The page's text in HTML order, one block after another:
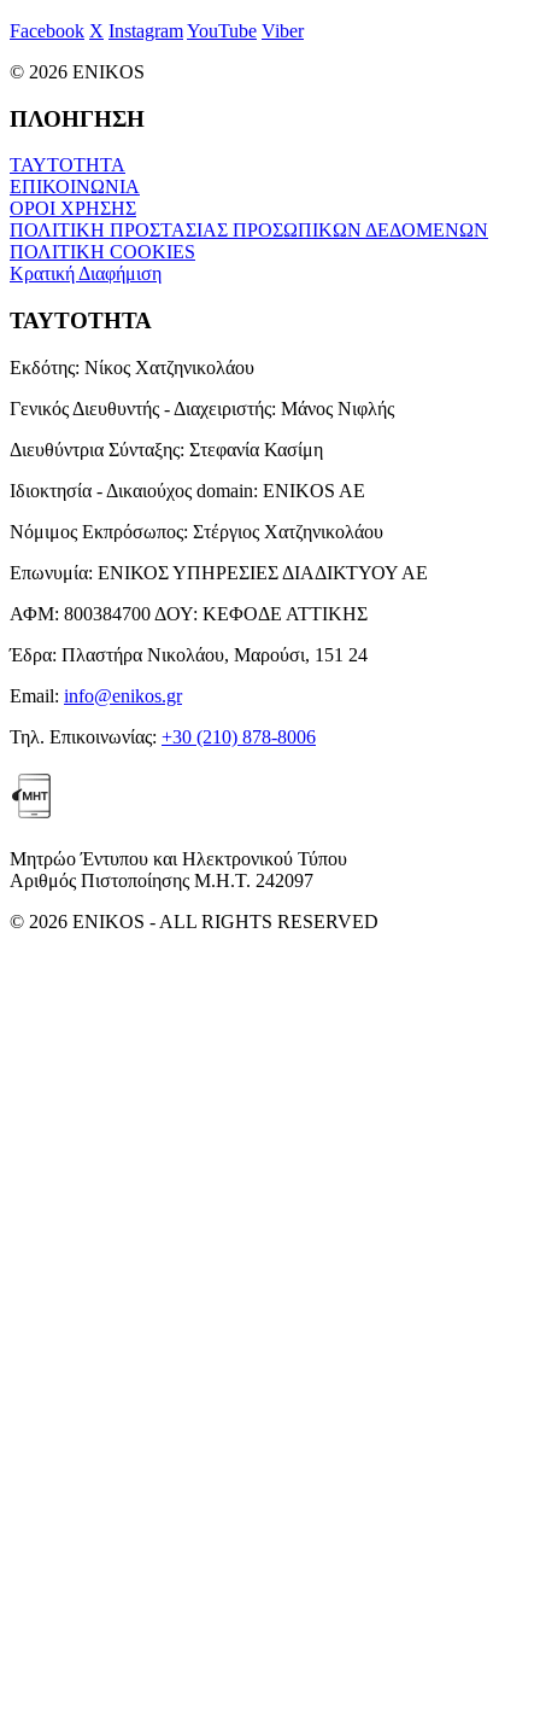
Facebook X InstagramYouTube Viber
© 2026 ENIKOS
ΠΛΟΗΓΗΣΗ
ΤΑΥΤΟΤΗΤΑ
ΕΠΙΚΟΙΝΩΝΙΑ
ΟΡΟΙ ΧΡΗΣΗΣ
ΠΟΛΙΤΙΚΗ ΠΡΟΣΤΑΣΙΑΣ ΠΡΟΣΩΠΙΚΩΝ ΔΕΔΟΜΕΝΩΝ
ΠΟΛΙΤΙΚΗ COOKIES
Κρατική Διαφήμιση
ΤΑΥΤΟΤΗΤΑ
Εκδότης: Νίκος Χατζηνικολάου
Γενικός Διευθυντής - Διαχειριστής: Μάνος Νιφλής
Διευθύντρια Σύνταξης: Στεφανία Κασίμη
Ιδιοκτησία - Δικαιούχος domain: ENIKOS AE
Νόμιμος Εκπρόσωπος: Στέργιος Χατζηνικολάου
Επωνυμία: ΕΝΙΚΟΣ ΥΠΗΡΕΣΙΕΣ ΔΙΑΔΙΚΤΥΟΥ ΑΕ
ΑΦΜ: 800384700 ΔΟΥ: ΚΕΦΟΔΕ ΑΤΤΙΚΗΣ
Έδρα: Πλαστήρα Νικολάου, Μαρούσι, 151 24
Email: info@enikos.gr
Τηλ. Επικοινωνίας: +30 (210) 878-8006
Μητρώο Έντυπου και Ηλεκτρονικού Τύπου
Αριθμός Πιστοποίησης Μ.Η.Τ. 242097
© 2026 ENIKOS - ALL RIGHTS RESERVED